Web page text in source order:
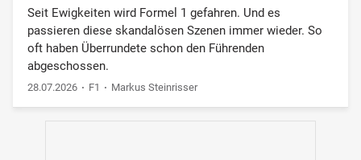
Seit Ewigkeiten wird Formel 1 gefahren. Und es
passieren diese skandalösen Szenen immer wieder. So
oft haben Überrundete schon den Führenden
abgeschossen.
28.07.2026 F1 Markus Steinrisser